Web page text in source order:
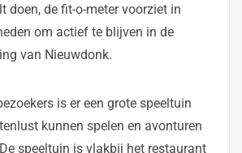
doen, de fit-o-meter voorziet in
om actief te blijven in de
van Nieuwdonk.
is er een grote speeltuin
kunnen spelen en avonturen
speeltuin is vlakbij het restaurant